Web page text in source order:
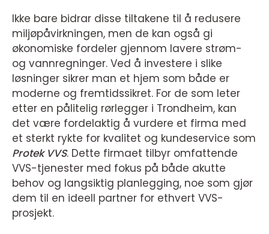
Ikke bare bidrar disse tiltakene til å redusere
miljøpåvirkningen, men de kan også gi
økonomiske fordeler gjennom lavere strøm-
og vannregninger. Ved å investere i slike
løsninger sikrer man et hjem som både er
moderne og fremtidssikret. For de som leter
etter en pålitelig rørlegger i Trondheim, kan
det være fordelaktig å vurdere et firma med
et sterkt rykte for kvalitet og kundeservice som
Protek VVS. Dette firmaet tilbyr omfattende
VVS-tjenester med fokus på både akutte
behov og langsiktig planlegging, noe som gjør
dem til en ideell partner for ethvert VVS-
prosjekt.